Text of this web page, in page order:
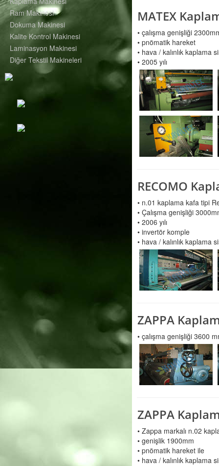
Ram Makinesi
Dokuma Makinesi
Kalite Kontrol Makinesi
Laminasyon Makinesi
Diğer Tekstil Makineleri
MATEX
• çalışma genişliği
• pnömatik hareket
• hava / kalınlık kaplama
• 2005 yılı
RECOMO
• n.01 kaplama kafa tipi
• Çalışma genişliği
• 2006 yılı
• invertör komple
• hava / kalınlık kaplama
ZAPPA
• çalışma genişliği 3600
ZAPPA
• Zappa markalı n.02
• genişlik 1900mm
• pnömatik hareket ile
• hava / kalınlık kaplama